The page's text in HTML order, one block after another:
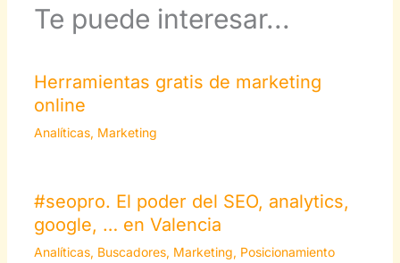
Te puede interesar...
Herramientas gratis de marketing
online
Analíticas, Marketing
#seopro. El poder del SEO, analytics,
google, … en Valencia
Analíticas, Buscadores, Marketing, Posicionamiento